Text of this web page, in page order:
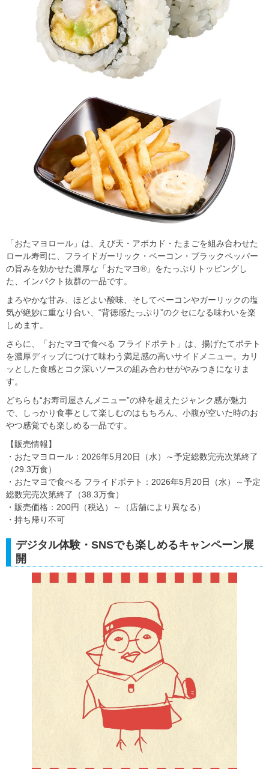
「おたマヨロール」は、えび天・アボカド・たまごを組み合わせた
ロール寿司に、フライドガーリック・ベーコン・ブラックペッパー
の旨みを効かせた濃厚な「おたマヨ®」をたっぷりトッピングし
た、インパクト抜群の一品です。
まろやかな甘み、ほどよい酸味、そしてベーコンやガーリックの塩
気が絶妙に重なり合い、“背徳感たっぷり”のクセになる味わいを楽
しめます。
さらに、「おたマヨで食べる フライドポテト」は、揚げたてポテト
を濃厚ディップにつけて味わう満足感の高いサイドメニュー。カリ
ッとした食感とコク深いソースの組み合わせがやみつきになりま
す。
どちらも“お寿司屋さんメニュー”の枠を超えたジャンク感が魅力
で、しっかり食事として楽しむのはもちろん、小腹が空いた時のお
やつ感覚でも楽しめる一品です。
【販売情報】
・おたマヨロール：2026年5月20日（水）～予定総数完売次第終了
（29.3万食）
・おたマヨで食べる フライドポテト：2026年5月20日（水）～予定
総数完売次第終了（38.3万食）
・販売価格：200円（税込）～（店舗により異なる）
・持ち帰り不可
デジタル体験・SNSでも楽しめるキャンペーン展
開